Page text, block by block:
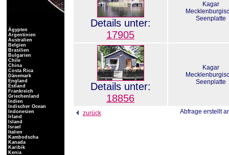
Details unter:
17905
Kagar
Seenplatte
Details unter:
18856
Kagar
Seenplatte
zurück Abfrage erstellt
Ägypten
Argentinien
Australien
Belgien
Brasilien
Bulgarien
Chile
China
Costa Rica
Dänemark
England
Estland
Frankreich
Griechenland
Indien
Indischer Ocean
Indonesien
Irland
Island
Israel
Italien
Kambodscha
Kanada
Karibik
Kenia